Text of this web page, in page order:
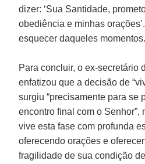
dizer: ‘Sua Santidade,
obediência e minhas
esquecer daqueles
Para concluir, o ex-secretário
enfatizou que a decisão de
surgiu “precisamente para se
encontro final com o Senhor”,
vive esta fase com profunda
oferecendo orações e
fragilidade de sua condição